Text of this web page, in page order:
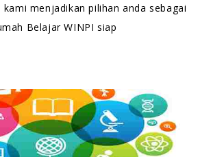
menjadikan pilihan anda sebagai
Belajar WINPI siap